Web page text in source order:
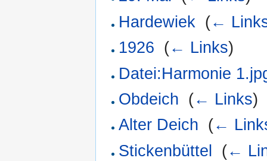
Hardewiek (←
1926 (← Links)
Datei:Harmonie
Obdeich (← Links)
Alter Deich (←
Stickenbüttel
(←